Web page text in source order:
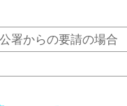
署からの要請の場合